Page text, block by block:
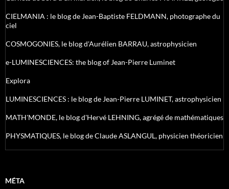
CIELMANIA : le blog de Jean-Baptiste FELDMANN, photographe du
ciel
COSMOGONIES, le blog d'Aurélien BARRAU, astrophysicien
e-LUMINESCIENCES: the blog of Jean-Pierre Luminet
Explora
LUMINESCIENCES : le blog de Jean-Pierre LUMINET, astrophysicien
MATH'MONDE, le blog d'Hervé LEHNING, agrégé de mathématiques
PHYSMATIQUES, le blog de Claude ASLANGUL, physicien théoricien
MÉTA